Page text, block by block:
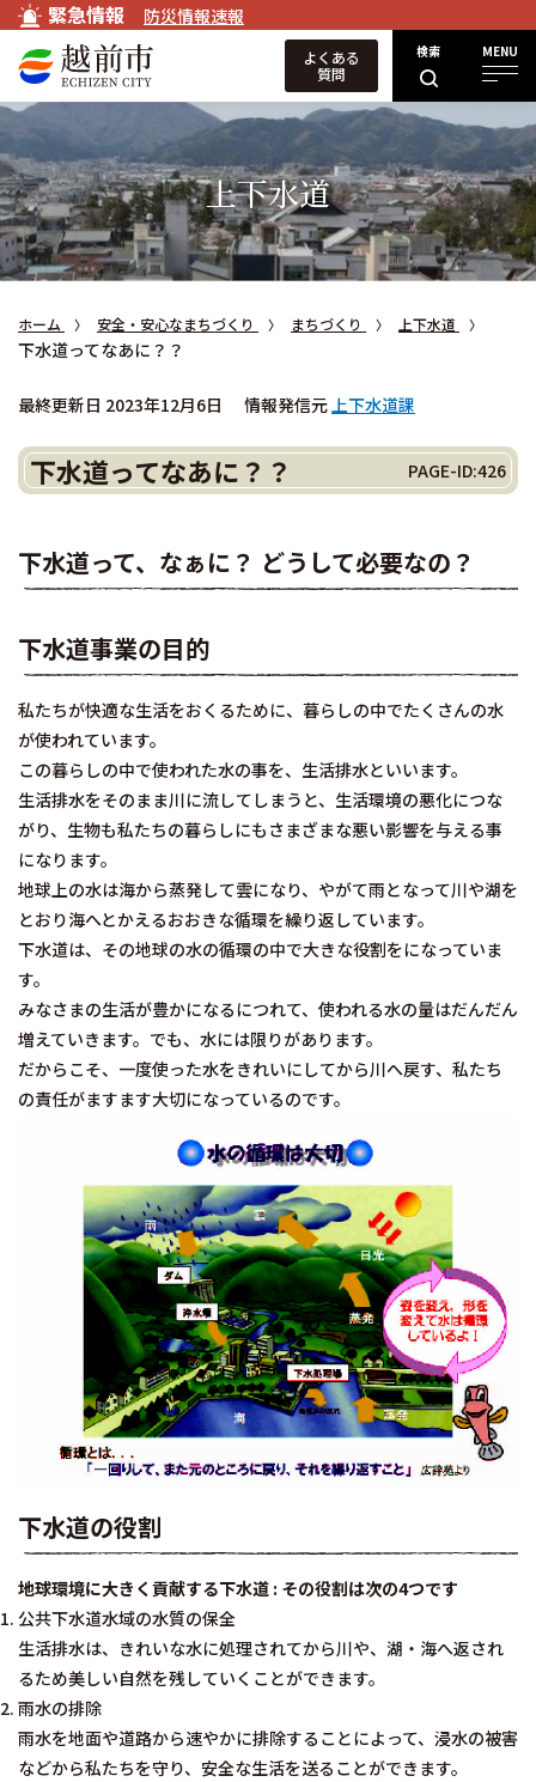
緊急情報 防災情報速報
検索 MENU
よくある
質問
上下水道
ホーム 安全・安心なまちづくり まちづくり 上下水道
下水道ってなあに？？
最終更新日 2023年12月6日 情報発信元上下水道課
下水道ってなあに？？ PAGE-ID:426
下水道って、なぁに？ どうして必要なの？
下水道事業の目的
私たちが快適な生活をおくるために、暮らしの中でたくさんの水
が使われています。
この暮らしの中で使われた水の事を、生活排水といいます。
生活排水をそのまま川に流してしまうと、生活環境の悪化につな
がり、生物も私たちの暮らしにもさまざまな悪い影響を与える事
になります。
地球上の水は海から蒸発して雲になり、やがて雨となって川や湖を
とおり海へとかえるおおきな循環を繰り返しています。
下水道は、その地球の水の循環の中で大きな役割をになっていま
す。
みなさまの生活が豊かになるにつれて、使われる水の量はだんだん
増えていきます。でも、水には限りがあります。
だからこそ、一度使った水をきれいにしてから川へ戻す、私たち
の責任がますます大切になっているのです。
下水道の役割
地球環境に大きく貢献する下水道 : その役割は次の4つです
公共下水道水域の水質の保全
生活排水は、きれいな水に処理されてから川や、湖・海へ返され
るため美しい自然を残していくことができます。
雨水の排除
雨水を地面や道路から速やかに排除することによって、浸水の被害
などから私たちを守り、安全な生活を送ることができます。